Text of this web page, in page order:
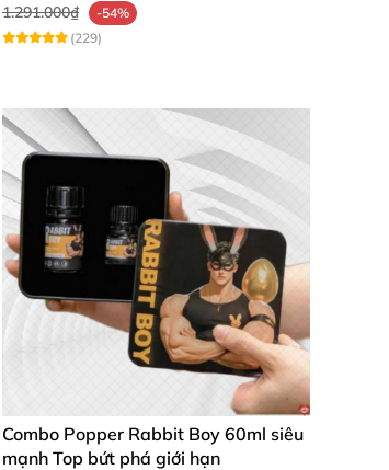
1.291.000₫
-54%
(229)
Combo Popper Rabbit Boy 60ml siêu
mạnh Top bứt phá giới hạn